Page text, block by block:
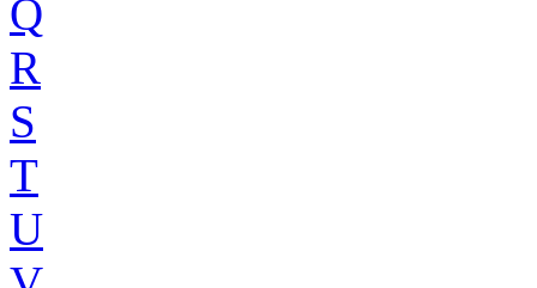
Q
R
S
T
U